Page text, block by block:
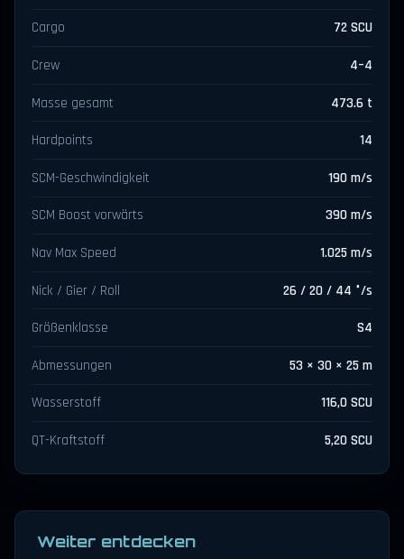
Cargo 72 SCU
Crew 4–4
Masse gesamt 473.6 t
Hardpoints 14
SCM-Geschwindigkeit 190 m/s
SCM Boost vorwärts 390 m/s
Nav Max Speed 1.025 m/s
Nick / Gier / Roll 26 / 20 / 44 °/s
Größenklasse S4
Abmessungen 53 × 30 × 25 m
Wasserstoff 116,0 SCU
QT-Kraftstoff 5,20 SCU
Weiter entdecken